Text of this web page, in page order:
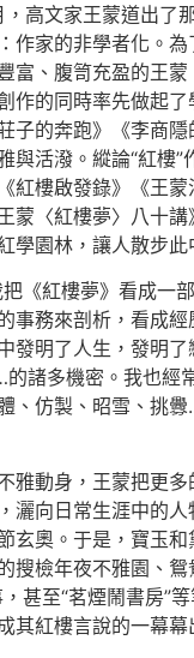
高文家王蒙道出了
作家的非學者化。
富、腹笥充盈的王
作的同時率先做起了
子的奔跑》《李商
與活潑。縱論“紅樓”
紅樓啟發錄》《王
蒙〈紅樓夢〉八十
學園林，讓人散步此
把《紅樓夢》看成一
事務來剖析，看成
發明了人生，發明
諸多機密。我也經
、仿製、昭雪、挑
雅動身，王蒙把更
灑向日常生涯中的
玄奧。于是，寶玉和
搜檢年夜不雅園、鴛
甚至“茗煙鬧書房”
其紅樓言說的一幕幕